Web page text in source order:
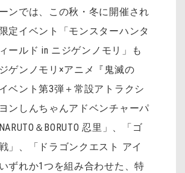
ンでは、この秋・冬に開催され
定イベント「モンスターハンタ
ールド in ニジゲンノモリ」も
ゲンノモリ×アニメ『鬼滅の
ベント第3弾＋常設アトラクシ
ンしんちゃんアドベンチャーパ
＆BORUTO 忍里」、「ゴ
」、「ドラゴンクエスト アイ
ずれか1つを組み合わせた、特